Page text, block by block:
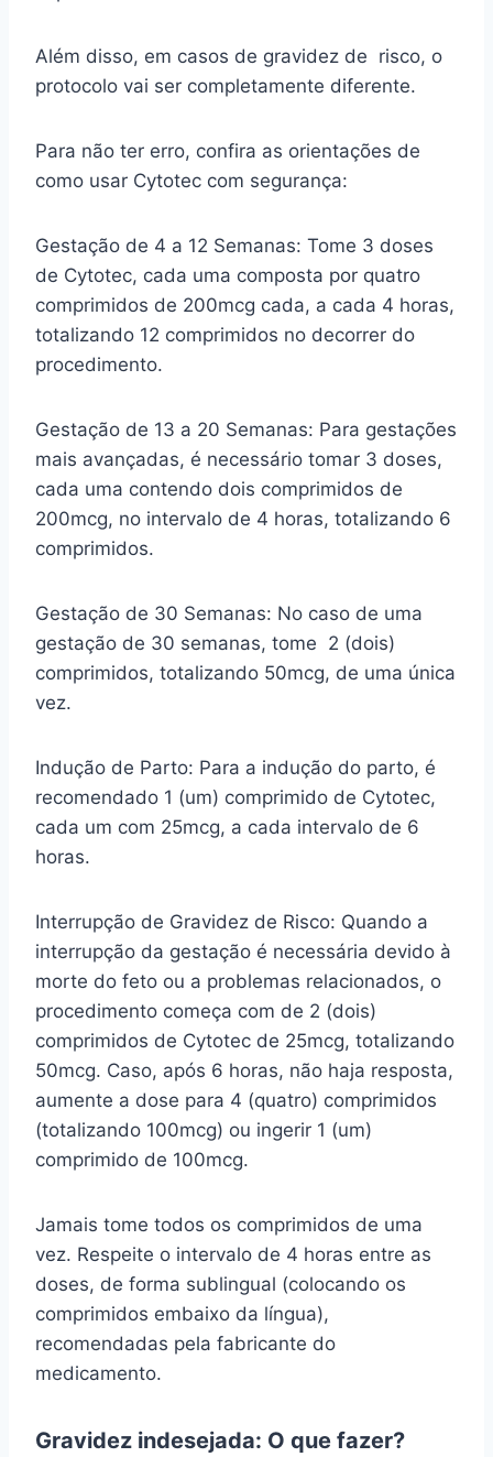
Além disso, em casos de gravidez de risco, o
protocolo vai ser completamente diferente.
Para não ter erro, confira as orientações de
como usar Cytotec com segurança:
Gestação de 4 a 12 Semanas: Tome 3 doses
de Cytotec, cada uma composta por quatro
comprimidos de 200mcg cada, a cada 4 horas,
totalizando 12 comprimidos no decorrer do
procedimento.
Gestação de 13 a 20 Semanas: Para gestações
mais avançadas, é necessário tomar 3 doses,
cada uma contendo dois comprimidos de
200mcg, no intervalo de 4 horas, totalizando 6
comprimidos.
Gestação de 30 Semanas: No caso de uma
gestação de 30 semanas, tome 2 (dois)
comprimidos, totalizando 50mcg, de uma única
vez.
Indução de Parto: Para a indução do parto, é
recomendado 1 (um) comprimido de Cytotec,
cada um com 25mcg, a cada intervalo de 6
horas.
Interrupção de Gravidez de Risco: Quando a
interrupção da gestação é necessária devido à
morte do feto ou a problemas relacionados, o
procedimento começa com de 2 (dois)
comprimidos de Cytotec de 25mcg, totalizando
50mcg. Caso, após 6 horas, não haja resposta,
aumente a dose para 4 (quatro) comprimidos
(totalizando 100mcg) ou ingerir 1 (um)
comprimido de 100mcg.
Jamais tome todos os comprimidos de uma
vez. Respeite o intervalo de 4 horas entre as
doses, de forma sublingual (colocando os
comprimidos embaixo da língua),
recomendadas pela fabricante do
medicamento.
Gravidez indesejada: O que fazer?